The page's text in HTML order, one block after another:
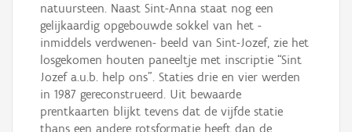
natuursteen. Naast Sint-Anna staat nog een
gelijkaardig opgebouwde sokkel van het -
inmiddels verdwenen- beeld van Sint-Jozef, zie het
losgekomen houten paneeltje met inscriptie “Sint
Jozef a.u.b. help ons”. Staties drie en vier werden
in 1987 gereconstrueerd. Uit bewaarde
prentkaarten blijkt tevens dat de vijfde statie
thans een andere rotsformatie heeft dan de